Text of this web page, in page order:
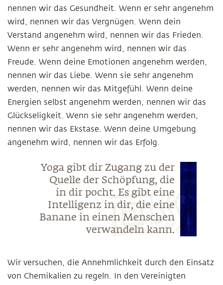
nennen wir das Gesundheit. Wenn er sehr angenehm
wird, nennen wir das Vergnügen. Wenn dein
Verstand angenehm wird, nennen wir das Frieden.
Wenn er sehr angenehm wird, nennen wir das
Freude. Wenn deine Emotionen angenehm werden,
nennen wir das Liebe. Wenn sie sehr angenehm
werden, nennen wir das Mitgefühl. Wenn deine
Energien selbst angenehm werden, nennen wir das
Glückseligkeit. Wenn sie sehr angenehm werden,
nennen wir das Ekstase. Wenn deine Umgebung
angenehm wird, nennen wir das Erfolg.
Yoga gibt dir Zugang zu der
Quelle der Schöpfung, die
in dir pocht. Es gibt eine
Intelligenz in dir, die eine
Banane in einen Menschen
verwandeln kann.
Wir versuchen, die Annehmlichkeit durch den Einsatz
von Chemikalien zu regeln. In den Vereinigten